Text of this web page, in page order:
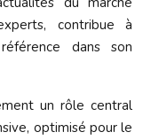
contribue à
dans son
un rôle central
optimisé pour le